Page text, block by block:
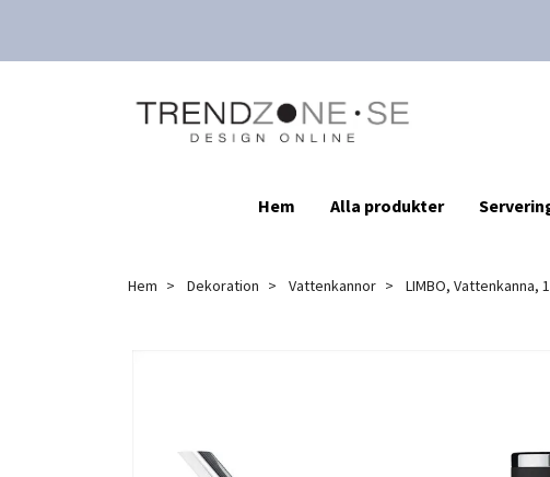
Hem Alla produkter
Hem Dekoration Vattenkannor LIMBO, Vattenkanna,